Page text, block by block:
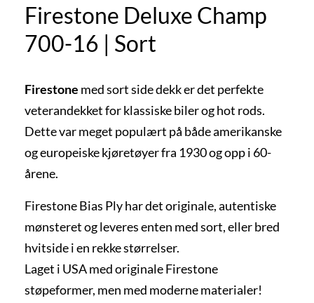
Firestone Deluxe Champ
700-16 | Sort
Firestone med sort side dekk er det perfekte
veterandekket for klassiske biler og hot rods.
Dette var meget populært på både amerikanske
og europeiske kjøretøyer fra 1930 og opp i 60-
årene.
Firestone Bias Ply har det originale, autentiske
mønsteret og leveres enten med sort, eller bred
hvitside i en rekke størrelser.
Laget i USA med originale Firestone
støpeformer, men med moderne materialer!